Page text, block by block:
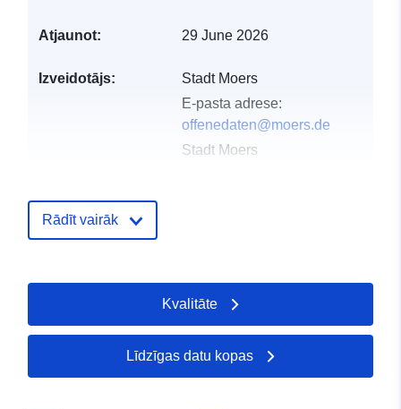
Atjaunot: 29 June 2026
Izveidotājs:
Stadt Moers
E-pasta adrese:
offenedaten@moers.de
Stadt Moers
Galvenā lapa:
Publicētājs: Offenesdatenportal
Kontaktpunkts:
Stab Digitalisierung
E-pasta adrese:
mailto:Digital@Moers.de
Rādīt vairāk
Kvalitāte
Līdzīgas datu kopas